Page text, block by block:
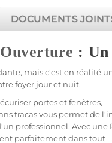
DOCUMENTS
:
mais c'est en réalité
foyer jour et nuit.
portes et fenêtres,
tracas vous permet de
professionnel. Avec une
parfaitement dans tout